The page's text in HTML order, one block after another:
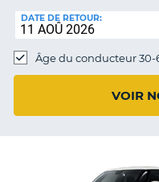
DATE DE RETOUR:
Âge du conducteur 30-
VOIR